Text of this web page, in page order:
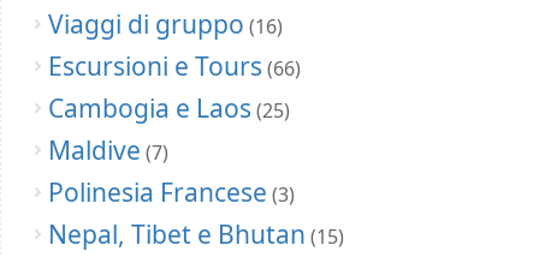
Viaggi di gruppo (16)
Escursioni e Tours (66)
Cambogia e Laos (25)
Maldive (7)
Polinesia Francese (3)
Nepal, Tibet e Bhutan (15)